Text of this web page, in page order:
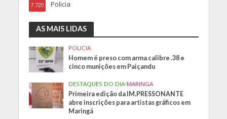
Policia
7.720
AS MAIS LIDAS
POLICIA
Homem é preso com arma calibre .38 e
cinco munições em Paiçandu
DESTAQUES DO DIA•MARINGA
Primeira edição da IM.PRESSONANTE
abre inscrições para artistas gráficos em
Maringá